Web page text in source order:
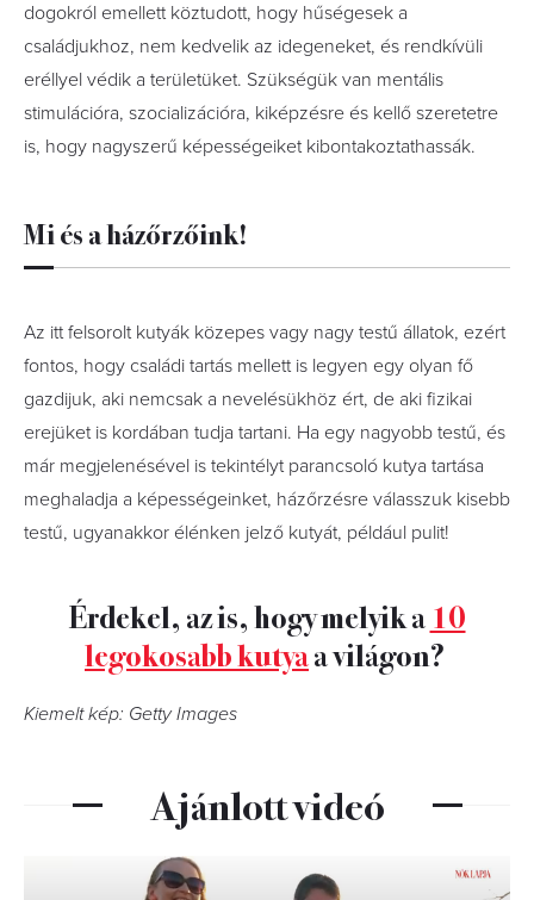
dogokról emellett köztudott, hogy hűségesek a
családjukhoz, nem kedvelik az idegeneket, és rendkívüli
eréllyel védik a területüket. Szükségük van mentális
stimulációra, szocializációra, kiképzésre és kellő szeretetre
is, hogy nagyszerű képességeiket kibontakoztathassák.
Mi és a házőrzőink!
Az itt felsorolt kutyák közepes vagy nagy testű állatok, ezért
fontos, hogy családi tartás mellett is legyen egy olyan fő
gazdijuk, aki nemcsak a nevelésükhöz ért, de aki fizikai
erejüket is kordában tudja tartani. Ha egy nagyobb testű, és
már megjelenésével is tekintélyt parancsoló kutya tartása
meghaladja a képességeinket, házőrzésre válasszuk kisebb
testű, ugyanakkor élénken jelző kutyát, például pulit!
Érdekel, az is, hogy melyik a10
legokosabb kutyaa világon?
Kiemelt kép: Getty Images
Ajánlott videó